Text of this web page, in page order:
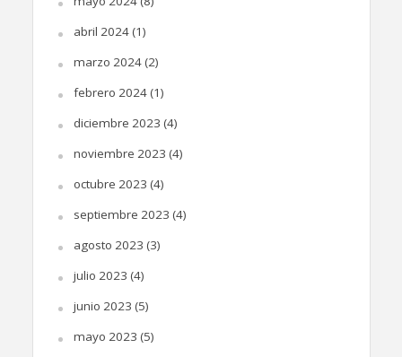
abril 2024(1)
marzo 2024(2)
febrero 2024(1)
diciembre 2023 (4)
noviembre 2023 (4)
octubre 2023 (4)
septiembre 2023 (4)
agosto 2023 (3)
julio 2023 (4)
junio 2023 (5)
mayo 2023 (5)